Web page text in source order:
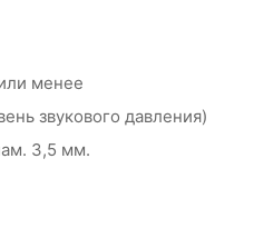
менее
звукового давления)
3,5 мм.